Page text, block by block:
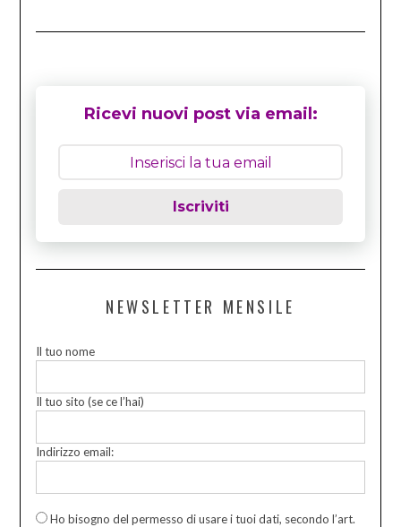
Ricevi nuovi post via email:
Iscriviti
NEWSLETTER MENSILE
Il tuo nome
Il tuo sito (se ce l’hai)
Indirizzo email:
Ho bisogno del permesso di usare i tuoi dati, secondo l’art.